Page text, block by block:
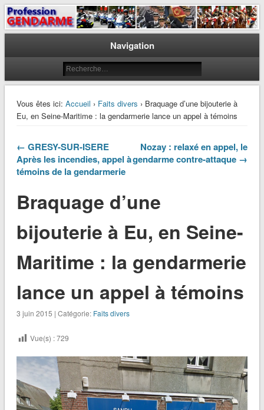
Profession Gendarme
Le journal des gendarmes
Navigation
Vous êtes ici: Accueil › Faits divers › Braquage d’une bijouterie à
Eu, en Seine-Maritime : la gendarmerie lance un appel à témoins
← GRESY-SUR-ISERE
Après les incendies, appel à
témoins de la gendarmerie
Nozay : relaxé en appel, le
gendarme contre-attaque →
Braquage d’une
bijouterie à Eu, en Seine-
Maritime : la gendarmerie
lance un appel à témoins
3 juin 2015 | Catégorie: Faits divers
Vue(s) :729